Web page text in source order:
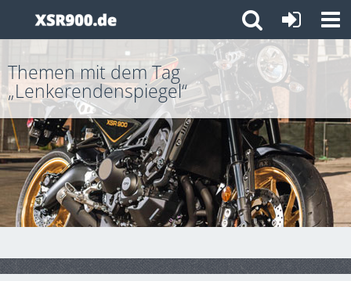
Themen mit dem Tag
„Lenkerendenspiegel“